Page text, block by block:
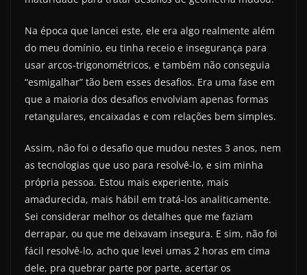
Na época que lancei este, ele era algo realmente além
do meu domínio, eu tinha receio e insegurança para
usar arcos-trigonométricos, e também não conseguia
“esmigalhar” tão bem esses desafios. Era uma fase em
que a maioria dos desafios envolviam apenas formas
retangulares, encaixadas e com relações bem simples.
Assim, não foi o desafio que mudou nestes 3 anos, nem
as tecnologias que uso para resolvê-lo, e sim minha
própria pessoa. Estou mais experiente, mais
amadurecida, mais hábil em tratá-los analiticamente.
Sei considerar melhor os detalhes que me faziam
derrapar, ou que me deixavam insegura. E sim, não foi
fácil resolvê-lo, acho que levei umas 2 horas em cima
dele, pra quebrar parte por parte, acertar os